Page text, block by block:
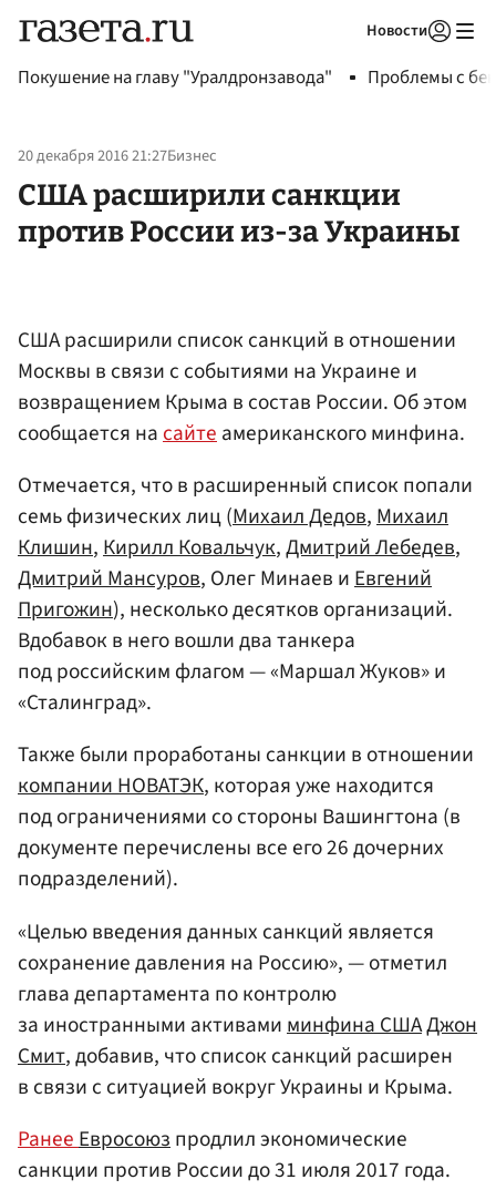
Новости
Покушение на главу "Уралдронзавода" Проблемы с
20 декабря 2016 21:27Бизнес
США расширили санкции
против России из-за Украины
США расширили список санкций в отношении
Москвы в связи с событиями на Украине и
возвращением Крыма в состав России. Об этом
сообщается насайтеамериканского минфина.
Отмечается, что в расширенный список попали
семь физических лиц (Михаил Дедов,Михаил
Клишин,Кирилл Ковальчук,Дмитрий Лебедев,
Дмитрий Мансуров, Олег Минаев иЕвгений
Пригожин), несколько десятков организаций.
Вдобавок в него вошли два танкера
под российским флагом — «Маршал Жуков» и
«Сталинград».
Также были проработаны санкции в отношении
компании НОВАТЭК, которая уже находится
под ограничениями со стороны Вашингтона (в
документе перечислены все его 26 дочерних
подразделений).
«Целью введения данных санкций является
сохранение давления на Россию», — отметил
глава департамента по контролю
за иностранными активами минфина СШАДжон
Смит, добавив, что список санкций расширен
в связи с ситуацией вокруг Украины и Крыма.
РанееЕвросоюзпродлил экономические
санкции против России до 31 июля 2017 года.